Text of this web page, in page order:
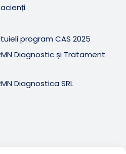
program CAS 2025
Diagnostic și Tratament
Diagnostica SRL